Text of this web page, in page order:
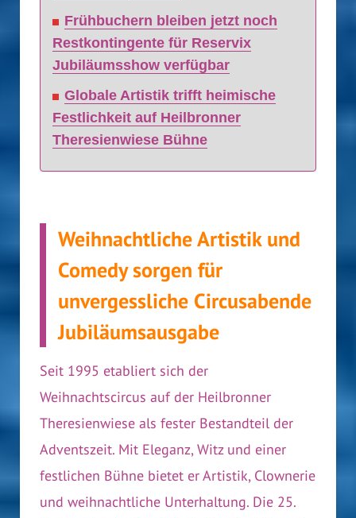
Frühbuchern bleiben jetzt noch
Restkontingente für Reservix
Jubiläumsshow verfügbar
Globale Artistik trifft heimische
Festlichkeit auf Heilbronner
Theresienwiese Bühne
Weihnachtliche Artistik und
Comedy sorgen für
unvergessliche Circusabende
Jubiläumsausgabe
Seit 1995 etabliert sich der
Weihnachtscircus auf der Heilbronner
Theresienwiese als fester Bestandteil der
Adventszeit. Mit Eleganz, Witz und einer
festlichen Bühne bietet er Artistik, Clownerie
und weihnachtliche Unterhaltung. Die 25.